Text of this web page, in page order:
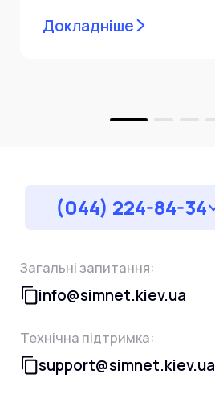
Докладніше
(044) 224-84-34
Загальні запитання:
info@simnet.kiev.ua
Технічна підтримка:
support@simnet.kiev.ua